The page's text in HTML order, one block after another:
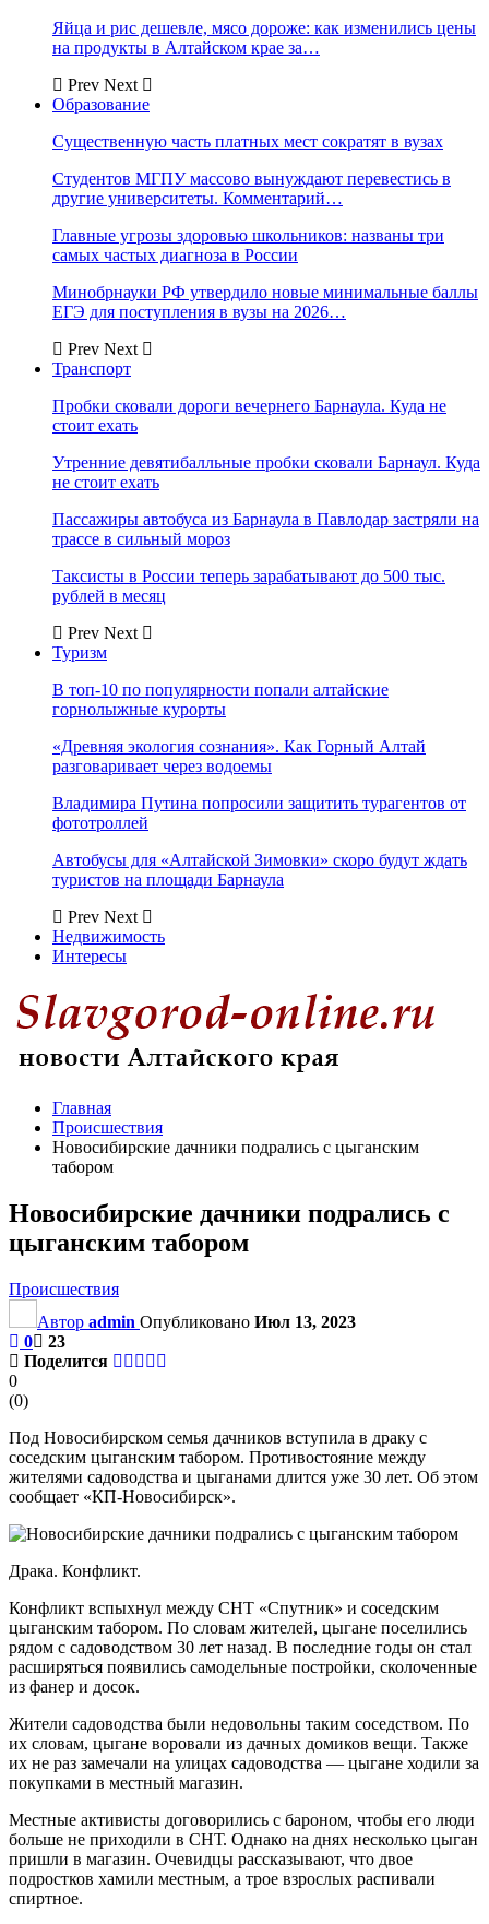
Яйца и рис дешевле, мясо дороже: как изменились цены
на продукты в Алтайском крае за…
Prev Next
Образование
Существенную часть платных мест сократят в вузах
Студентов МГПУ массово вынуждают перевестись в
другие университеты. Комментарий…
Главные угрозы здоровью школьников: названы три
самых частых диагноза в России
Минобрнауки РФ утвердило новые минимальные баллы
ЕГЭ для поступления в вузы на 2026…
Prev Next
Транспорт
Пробки сковали дороги вечернего Барнаула. Куда не
стоит ехать
Утренние девятибалльные пробки сковали Барнаул. Куда
не стоит ехать
Пассажиры автобуса из Барнаула в Павлодар застряли на
трассе в сильный мороз
Таксисты в России теперь зарабатывают до 500 тыс.
рублей в месяц
Prev Next
Туризм
В топ-10 по популярности попали алтайские
горнолыжные курорты
«Древняя экология сознания». Как Горный Алтай
разговаривает через водоемы
Владимира Путина попросили защитить турагентов от
фототроллей
Автобусы для «Алтайской Зимовки» скоро будут ждать
туристов на площади Барнаула
Prev Next
Недвижимость
Интересы
Главная
Происшествия
Новосибирские дачники подрались с цыганским
табором
Новосибирские дачники подрались с
цыганским табором
Происшествия
Автор admin Опубликовано Июл 13, 2023
0
23
Поделится
0
(0)
Под Новосибирском семья дачников вступила в драку с
соседским цыганским табором. Противостояние между
жителями садоводства и цыганами длится уже 30 лет. Об этом
сообщает «КП-Новосибирск».
Драка. Конфликт.
Конфликт вспыхнул между СНТ «Спутник» и соседским
цыганским табором. По словам жителей, цыгане поселились
рядом с садоводством 30 лет назад. В последние годы он стал
расширяться появились самодельные постройки, сколоченные
из фанер и досок.
Жители садоводства были недовольны таким соседством. По
их словам, цыгане воровали из дачных домиков вещи. Также
их не раз замечали на улицах садоводства — цыгане ходили за
покупками в местный магазин.
Местные активисты договорились с бароном, чтобы его люди
больше не приходили в СНТ. Однако на днях несколько цыган
пришли в магазин. Очевидцы рассказывают, что двое
подростков хамили местным, а трое взрослых распивали
спиртное.